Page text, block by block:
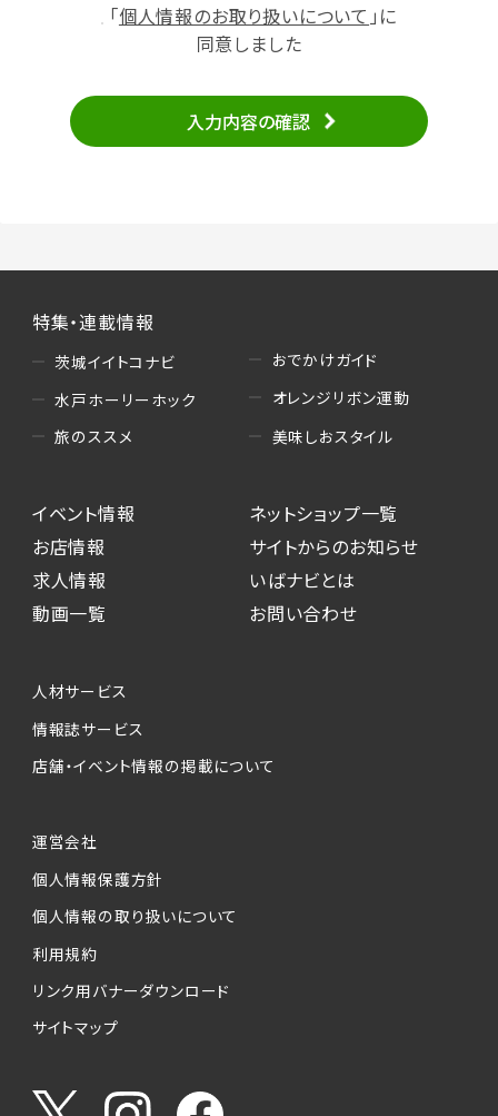
（2）ユーザーからのお問い合わせへの対応
せの内容確認、返答
・当サービスの品質改善
・読者プレゼント、アンケート等、当サービスが実
施するキャンペーンの抽選、当選者への連絡及
び発送 ・ユーザーの趣向や属性情報等の分析
（5）広告主への問い合わせ・応募等への対応
・本サービスを通じて求人広告に応募した際の
選考に関する連絡
・本サービスを通じて店舗への来店予約を登録
した際の内容確認、返答
本サービスが収集する個人情報は、ご本人の意
ービスの実施にあたりそれぞれ必要となる項目
を入力いただかない場合は、各々のサービスを
個人情報の第三者への提供について
当社は、以下の提供先に対して個人情報を提供
します。
(1)お客様が求人応募フォームより個人情報を
送信した事業主（広告主）への提供
お客様が求職活動・応募等を行った企業による
うやりとり・情報提供（採否・合否の検討を含み
「個人情報のお取り扱いについて 」に
同意しました
入力内容の確認
特集・連載情報
茨城イイトコナビ
水戸ホーリーホック
旅のススメ
おでかけガイド
オレンジリボン運動
美味しおスタイル
イベント情報
お店情報
求人情報
動画一覧
ネットショップ一覧
サイトからのお知らせ
いばナビとは
お問い合わせ
人材サービス
情報誌サービス
店舗・イベント情報の掲載について
運営会社
個人情報保護方針
個人情報の取り扱いについて
利用規約
リンク用バナーダウンロード
サイトマップ